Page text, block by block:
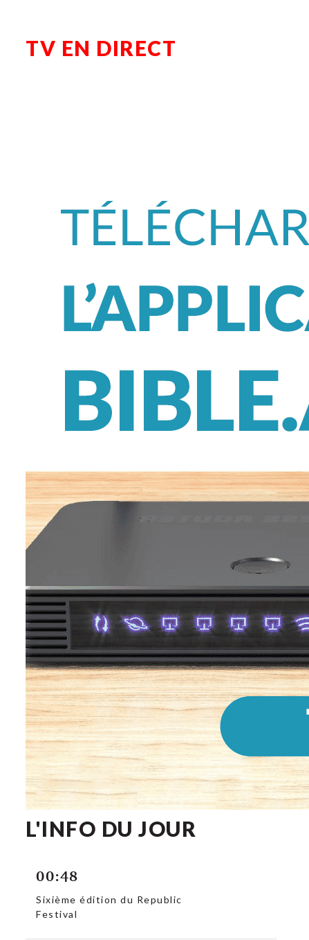
TV EN DIRECT
L'INFO DU JOUR
00:48
Sixième édition du Republic
Festival